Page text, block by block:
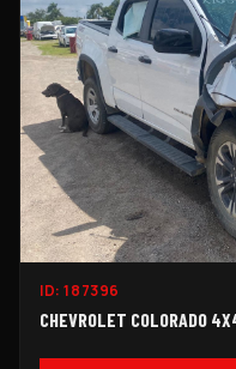
ID:187396
CHEVROLET COLORADO